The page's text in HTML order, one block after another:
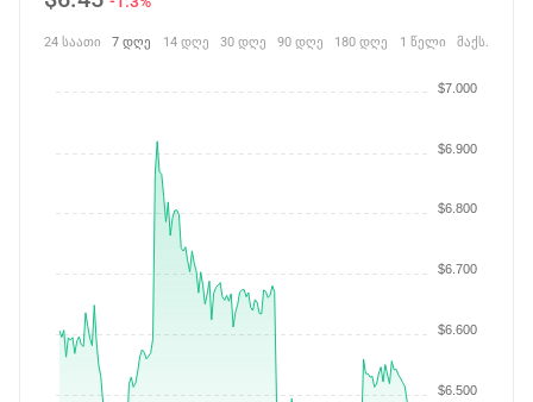
24 საათი 7 დღე 14 დღე 30 დღე 90 დღე 180 დღე 1 წელი მაქს.
$6.500
$6.600
$6.700
$6.800
$6.900
$7.000